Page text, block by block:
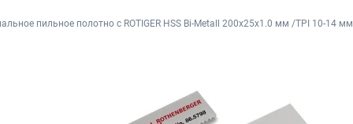
пильное полотно с ROTIGER HSS Bi-Metall 200x25x1.0 мм /TPI 10-14 мм